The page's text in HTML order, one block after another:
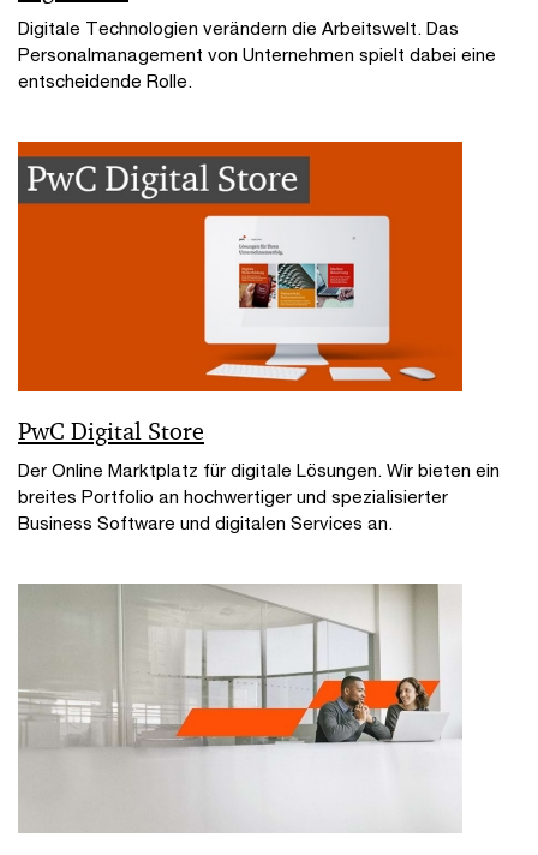
Digitale Technologien verändern die Arbeitswelt. Das
Personalmanagement von Unternehmen spielt dabei eine
entscheidende Rolle.
PwC Digital Store
Der Online Marktplatz für digitale Lösungen. Wir bieten ein
breites Portfolio an hochwertiger und spezialisierter
Business Software und digitalen Services an.